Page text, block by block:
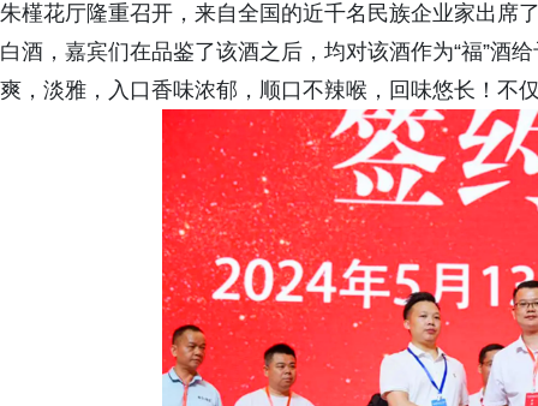
朱槿花厅隆重召开，来自全国的近千名民族企业家出席
白酒，嘉宾们在品鉴了该酒之后，均对该酒作为“福”酒
爽，淡雅，入口香味浓郁，顺口不辣喉，回味悠长！不